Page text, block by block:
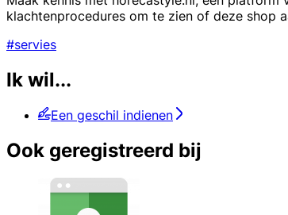
klachtenprocedures om te zien of deze shop
#servies
Ik wil...
Een geschil indienen
Ook geregistreerd bij